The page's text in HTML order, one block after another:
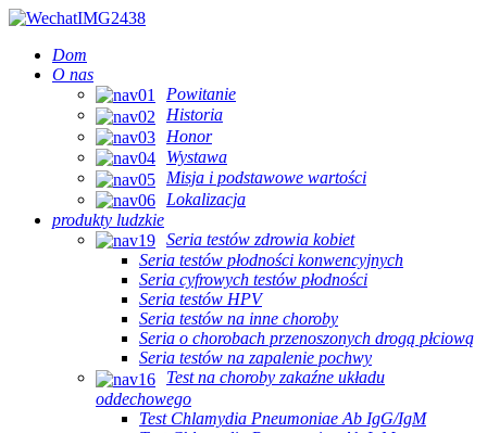
Dom
O nas
Powitanie
Historia
Honor
Wystawa
Misja i podstawowe wartości
Lokalizacja
produkty ludzkie
Seria testów zdrowia kobiet
Seria testów płodności konwencyjnych
Seria cyfrowych testów płodności
Seria testów HPV
Seria testów na inne choroby
Seria o chorobach przenoszonych drogą płciową
Seria testów na zapalenie pochwy
Test na choroby zakaźne układu
oddechowego
Test Chlamydia Pneumoniae Ab IgG/IgM